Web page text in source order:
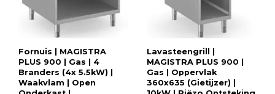
Fornuis | MAGISTRA
PLUS 900 | Gas | 4
Branders (4x 5.5kW) |
Waakvlam | Open
Lavasteengrill |
MAGISTRA PLUS 900 |
Gas | Oppervlak
360x635 (Gietijzer) |